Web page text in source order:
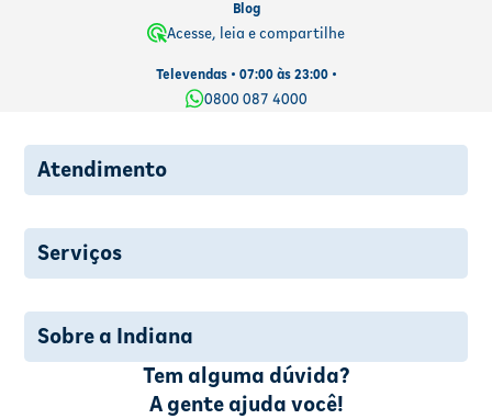
Blog
Acesse, leia e compartilhe
Televendas • 07:00 às 23:00 •
0800 087 4000
Atendimento
Serviços
Sobre a Indiana
Tem alguma dúvida?
A gente ajuda você!